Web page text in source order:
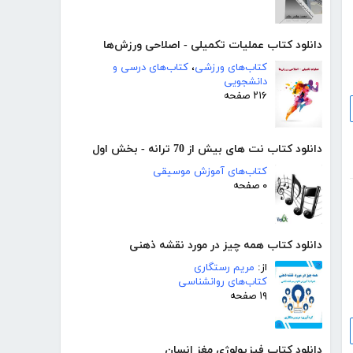
دانلود کتاب عملیات تکمیلی - اصلاحی ورزش‌ها
کتاب‌های ورزشی، کتاب‌های درسی و
دانشجویی
۲۱۶ صفحه
دانلود کتاب نت های بیش از 70 ترانه - بخش اول
کتاب‌های آموزش موسیقی
۰ صفحه
دانلود کتاب همه چیز در مورد نقشه ذهنی
از: مریم رستگاری
کتاب‌های روانشناسی
۱۹ صفحه